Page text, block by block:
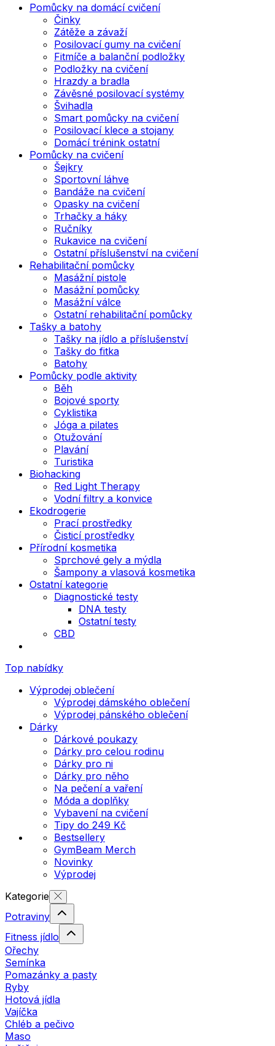
Pomůcky na domácí cvičení
Činky
Zátěže a závaží
Posilovací gumy na cvičení
Fitmíče a balanční podložky
Podložky na cvičení
Hrazdy a bradla
Závěsné posilovací systémy
Švihadla
Smart pomůcky na cvičení
Posilovací klece a stojany
Domácí trénink ostatní
Pomůcky na cvičení
Šejkry
Sportovní láhve
Bandáže na cvičení
Opasky na cvičení
Trhačky a háky
Ručníky
Rukavice na cvičení
Ostatní příslušenství na cvičení
Rehabilitační pomůcky
Masážní pistole
Masážní pomůcky
Masážní válce
Ostatní rehabilitační pomůcky
Tašky a batohy
Tašky na jídlo a příslušenství
Tašky do fitka
Batohy
Pomůcky podle aktivity
Běh
Bojové sporty
Cyklistika
Jóga a pilates
Otužování
Plavání
Turistika
Biohacking
Red Light Therapy
Vodní filtry a konvice
Ekodrogerie
Prací prostředky
Čisticí prostředky
Přírodní kosmetika
Sprchové gely a mýdla
Šampony a vlasová kosmetika
Ostatní kategorie
Diagnostické testy
DNA testy
Ostatní testy
CBD
Top nabídky
Výprodej oblečení
Výprodej dámského oblečení
Výprodej pánského oblečení
Dárky
Dárkové poukazy
Dárky pro celou rodinu
Dárky pro ni
Dárky pro něho
Na pečení a vaření
Móda a doplňky
Vybavení na cvičení
Tipy do 249 Kč
Bestsellery
GymBeam Merch
Novinky
Výprodej
Kategorie
Potraviny
Fitness jídlo
Ořechy
Semínka
Pomazánky a pasty
Ryby
Hotová jídla
Vajíčka
Chléb a pečivo
Maso